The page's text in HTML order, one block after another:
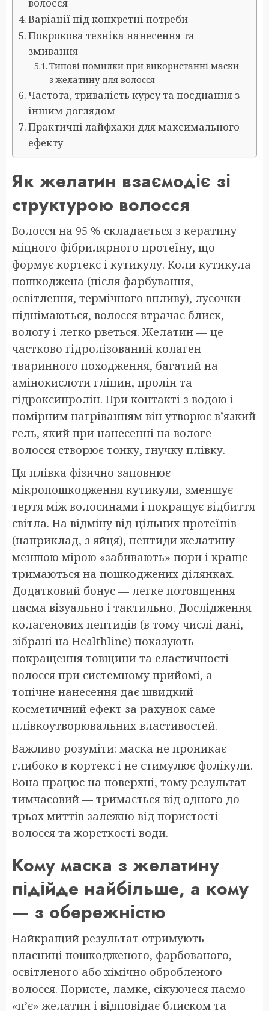
волосся
Варіації під конкретні потреби
Покрокова техніка нанесення та
змивання
Типові помилки при використанні маски
з желатину для волосся
Частота, тривалість курсу та поєднання з
іншим доглядом
Практичні лайфхаки для максимального
ефекту
Як желатин взаємодіє зі
структурою волосся
Волосся на 95 % складається з кератину —
міцного фібрилярного протеїну, що
формує кортекс і кутикулу. Коли кутикула
пошкоджена (після фарбування,
освітлення, термічного впливу), лусочки
піднімаються, волосся втрачає блиск,
вологу і легко рветься. Желатин — це
частково гідролізований колаген
тваринного походження, багатий на
амінокислоти гліцин, пролін та
гідроксипролін. При контакті з водою і
помірним нагріванням він утворює в’язкий
гель, який при нанесенні на вологе
волосся створює тонку, гнучку плівку.
Ця плівка фізично заповнює
мікропошкодження кутикули, зменшує
тертя між волосинами і покращує відбиття
світла. На відміну від цільних протеїнів
(наприклад, з яйця), пептиди желатину
меншою мірою «забивають» пори і краще
тримаються на пошкоджених ділянках.
Додатковий бонус — легке потовщення
пасма візуально і тактильно. Дослідження
колагенових пептидів (в тому числі дані,
зібрані на Healthline) показують
покращення товщини та еластичності
волосся при системному прийомі, а
топічне нанесення дає швидкий
косметичний ефект за рахунок саме
плівкоутворювальних властивостей.
Важливо розуміти: маска не проникає
глибоко в кортекс і не стимулює фолікули.
Вона працює на поверхні, тому результат
тимчасовий — тримається від одного до
трьох миттів залежно від пористості
волосся та жорсткості води.
Кому маска з желатину
підійде найбільше, а кому
— з обережністю
Найкращий результат отримують
власниці пошкодженого, фарбованого,
освітленого або хімічно обробленого
волосся. Пористе, ламке, сікуючеся пасмо
«п’є» желатин і відповідає блиском та